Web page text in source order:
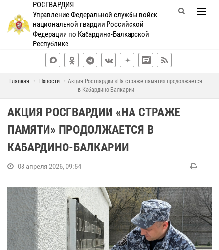
РОСГВАРДИЯ
Управление Федеральной службы войск
национальной гвардии Российской
Федерации по Кабардино-Балкарской
Республике
Главная Новости
Акция Росгвардии «На страже памяти» продолжается
в Кабардино-Балкарии
АКЦИЯ РОСГВАРДИИ «НА СТРАЖЕ
ПАМЯТИ» ПРОДОЛЖАЕТСЯ В
КАБАРДИНО-БАЛКАРИИ
03 апреля 2026, 09:54